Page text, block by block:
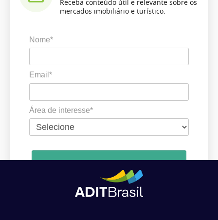
Receba conteúdo útil e relevante sobre os
mercados imobiliário e turístico.
Nome*
Email*
Área de interesse*
Ao se cadastrar, você concorda em receber comunicações da ADIT